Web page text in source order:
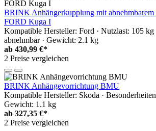
BRINK Anhängerkupplung mit
FORD Kuga I
Kompatible Hersteller: Ford · Nutzlast: 105 kg
abnehmbar · Gewicht: 2.1 kg
ab 430,99 €*
2 Preise vergleichen
BRINK Anhängevorrichtung BMU
Kompatible Hersteller: Skoda ·
Gewicht: 1.1 kg
ab 327,35 €*
2 Preise vergleichen